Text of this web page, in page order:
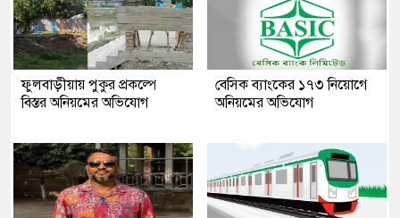
ফুলবাড়ীয়ায় পুকুর প্রকল্পে
বিস্তর অনিয়মের অভিযোগ
বেসিক ব্যাংকের ১৭৩ নিয়োগে
অনিয়মের অভিযোগ